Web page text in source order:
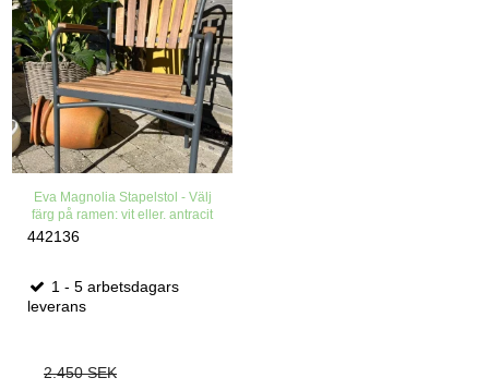
Eva Magnolia Stapelstol - Välj
färg på ramen: vit eller. antracit
442136
1 - 5 arbetsdagars
leverans
2.450 SEK